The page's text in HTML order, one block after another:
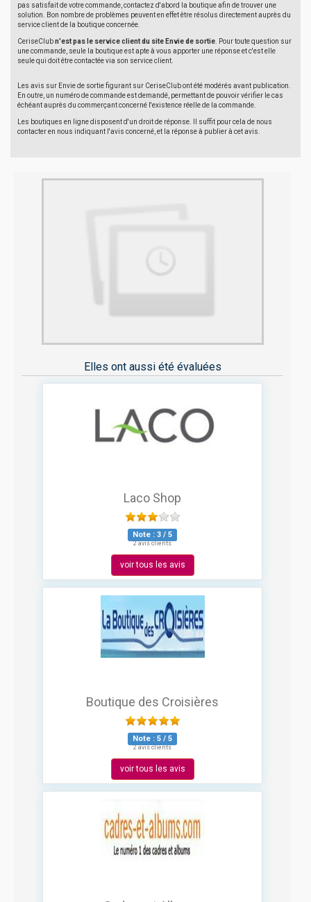
pas satisfait de votre commande, contactez d'abord la boutique afin de trouver une
solution. Bon nombre de problèmes peuvent en effet être résolus directement auprès du
service client de la boutique concernée.
CeriseClubn'est pas le service client du site Envie de sortie . Pour toute question sur
une commande, seule la boutique est apte à vous apporter une réponse et c'est elle
seule qui doit être contactée via son service client.
Les avis sur Envie de sortie figurant sur CeriseClub ont été modérés avant publication.
En outre, un numéro de commande est demandé, permettant de pouvoir vérifier le cas
échéant auprès du commerçant concerné l'existence réelle de la commande.
Les boutiques en ligne disposent d'un droit de réponse. Il suffit pour cela de nous
contacter en nous indiquant l'avis concerné, et la réponse à publier à cet avis.
Elles ont aussi été évaluées
Laco Shop
Note : 3 / 5
2 avis clients
voir tous les avis
Boutique des Croisières
Note : 5 / 5
2 avis clients
voir tous les avis